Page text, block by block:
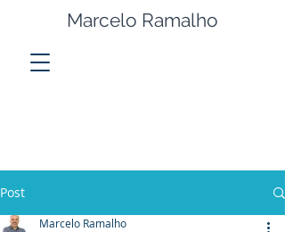
Marcelo Ramalho
Post
Marcelo Ramalho